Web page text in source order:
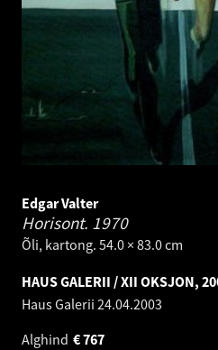
Edgar Valter
Horisont. 1970
Õli, kartong. 54.0 × 83.0 cm
HAUS GALERII / XII OKSJON,
Haus Galerii 24.04.2003
Alghind
767
€